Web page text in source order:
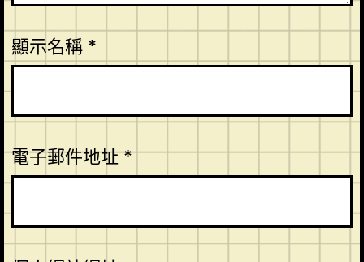
顯示名稱 *
電子郵件地址*